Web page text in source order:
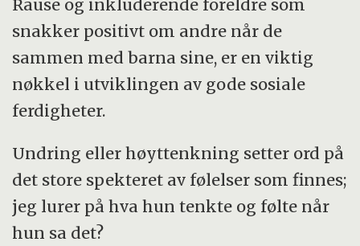
Rause og inkluderende foreldre som
snakker positivt om andre når de
sammen med barna sine, er en viktig
nøkkel i utviklingen av gode sosiale
ferdigheter.
Undring eller høyttenkning setter ord på
det store spekteret av følelser som finnes;
jeg lurer på hva hun tenkte og følte når
hun sa det?